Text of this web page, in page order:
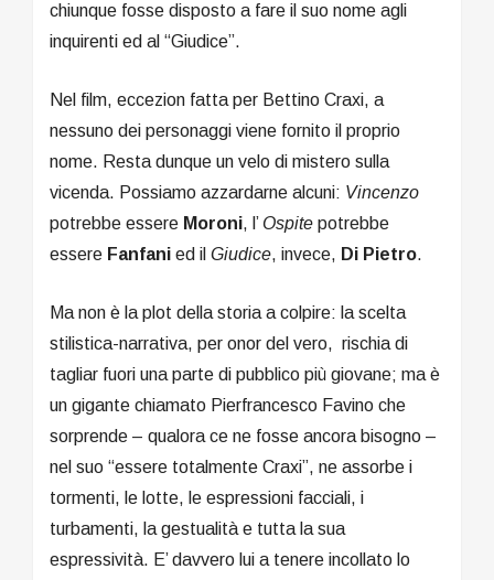
chiunque fosse disposto a fare il suo nome agli
inquirenti ed al “Giudice”.
Nel film, eccezion fatta per Bettino Craxi, a
nessuno dei personaggi viene fornito il proprio
nome. Resta dunque un velo di mistero sulla
vicenda. Possiamo azzardarne alcuni: Vincenzo
potrebbe essere Moroni, l’ Ospite potrebbe
essere Fanfani ed il Giudice, invece, Di Pietro.
Ma non è la plot della storia a colpire: la scelta
stilistica-narrativa, per onor del vero, rischia di
tagliar fuori una parte di pubblico più giovane; ma è
un gigante chiamato Pierfrancesco Favino che
sorprende – qualora ce ne fosse ancora bisogno –
nel suo “essere totalmente Craxi”, ne assorbe i
tormenti, le lotte, le espressioni facciali, i
turbamenti, la gestualità e tutta la sua
espressività. E’ davvero lui a tenere incollato lo